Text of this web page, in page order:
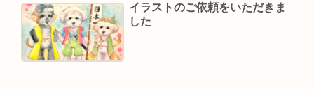
イラストのご依頼をいただきま
した